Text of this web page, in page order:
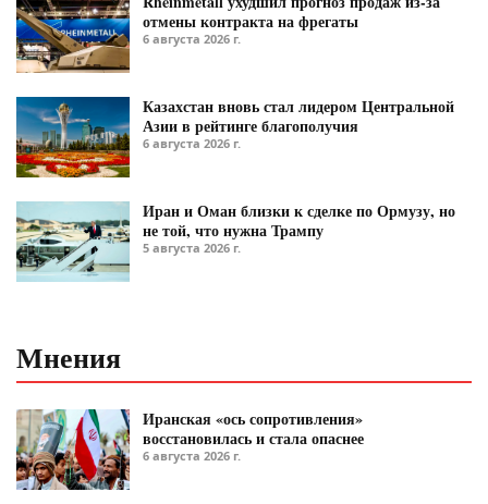
отмены контракта на фрегаты
6 августа 2026 г.
Казахстан вновь стал лидером Центральной
Азии в рейтинге благополучия
6 августа 2026 г.
Иран и Оман близки к сделке по Ормузу, но
не той, что нужна Трампу
5 августа 2026 г.
Мнения
Иранская «ось сопротивления»
восстановилась и стала опаснее
6 августа 2026 г.